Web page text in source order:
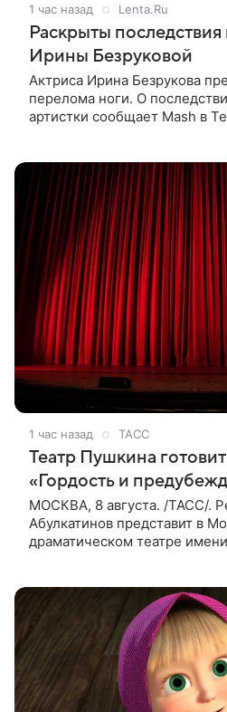
1 час назад Lenta.Ru
Раскрыты
Ирины Безруковой
Актриса Ирина Безрукова
перелома ноги. О
артистки сообщает Mash в
1 час назад ТАСС
Театр Пушкина
«Гордость и
МОСКВА, 8 августа. /ТАСС/.
Абулкатинов представит в
драматическом театре